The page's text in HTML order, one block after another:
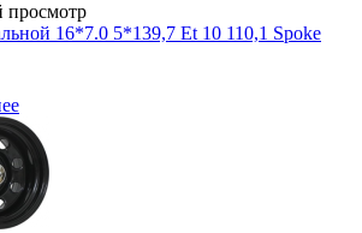
просмотр
16*7.0 5*139,7 Et 10 110,1 Spoke